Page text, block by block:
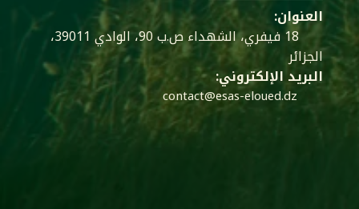
العنوان:
18 فيفري، الشهداء ص.ب 90، الوادي 39011،
الجزائر
البريد الإلكتروني:
contact@esas-eloued.dz